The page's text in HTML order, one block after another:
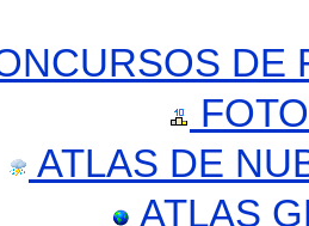
DE
ATLAS DE
ATLAS